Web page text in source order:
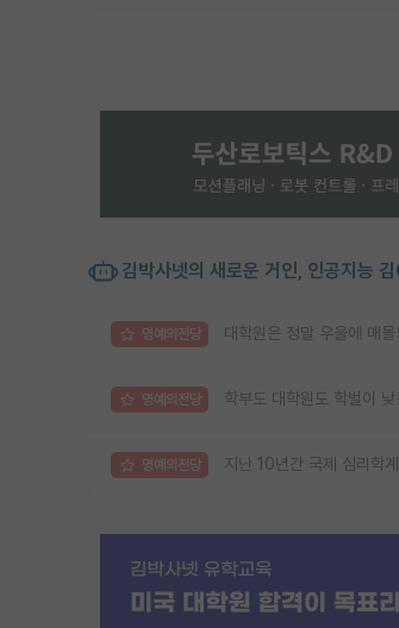
김박사넷의 새로운 거인, 인공지능
명예의전당 대학원은 정말 우울에 매
명예의전당 학부도 대학원도 학벌이
명예의전당 지난 10년간 국제 심리